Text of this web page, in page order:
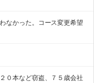
なかった。コース変更希望
０本など窃盗、７５歳会社